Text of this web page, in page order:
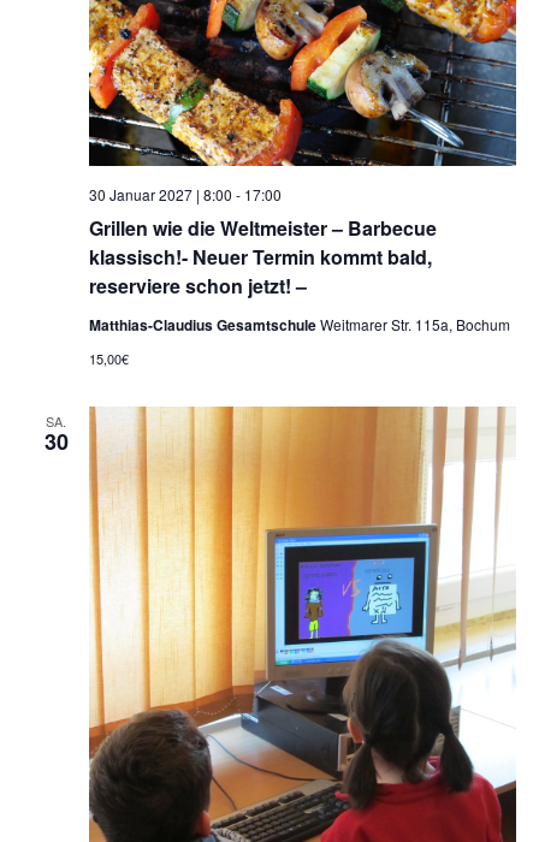
Grillen wie die Weltmeister – Barbecue
klassisch!- Neuer Termin kommt bald,
reserviere schon jetzt! –
30 Januar 2027 | 8:00 - 17:00
Matthias-Claudius GesamtschuleWeitmarer Str. 115a, Bochum
15,00€
SA.
30